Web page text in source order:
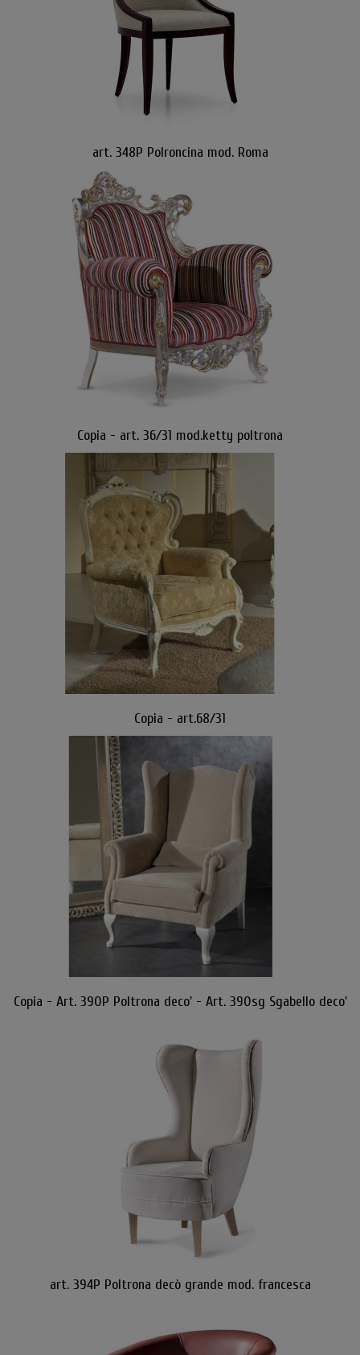
art. 348P Polroncina mod. Roma
Copia - art. 36/31 mod.ketty poltrona
Copia - art.68/31
Copia - Art. 390P Poltrona deco' - Art. 390sg Sgabello deco'
art. 394P Poltrona decò grande mod. francesca